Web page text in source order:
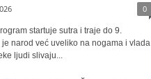
0
startuje sutra i traje do 9.
je narod već uveliko na nogama i vlada
ljudi slivaju...